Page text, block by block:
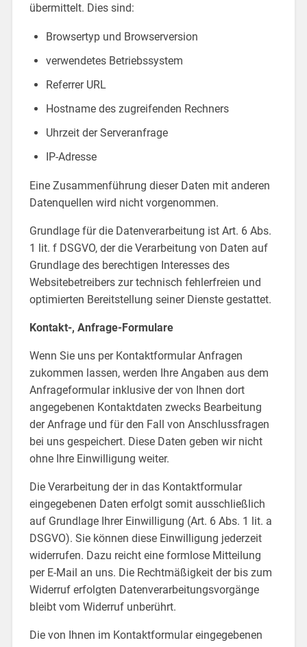
übermittelt. Dies sind:
Browsertyp und Browserversion
verwendetes Betriebssystem
Referrer URL
Hostname des zugreifenden Rechners
Uhrzeit der Serveranfrage
IP-Adresse
Eine Zusammenführung dieser Daten mit anderen
Datenquellen wird nicht vorgenommen.
Grundlage für die Datenverarbeitung ist Art. 6 Abs.
1 lit. f DSGVO, der die Verarbeitung von Daten auf
Grundlage des berechtigen Interesses des
Websitebetreibers zur technisch fehlerfreien und
optimierten Bereitstellung seiner Dienste gestattet.
Kontakt-, Anfrage-Formulare
Wenn Sie uns per Kontaktformular Anfragen
zukommen lassen, werden Ihre Angaben aus dem
Anfrageformular inklusive der von Ihnen dort
angegebenen Kontaktdaten zwecks Bearbeitung
der Anfrage und für den Fall von Anschlussfragen
bei uns gespeichert. Diese Daten geben wir nicht
ohne Ihre Einwilligung weiter.
Die Verarbeitung der in das Kontaktformular
eingegebenen Daten erfolgt somit ausschließlich
auf Grundlage Ihrer Einwilligung (Art. 6 Abs. 1 lit. a
DSGVO). Sie können diese Einwilligung jederzeit
widerrufen. Dazu reicht eine formlose Mitteilung
per E-Mail an uns. Die Rechtmäßigkeit der bis zum
Widerruf erfolgten Datenverarbeitungsvorgänge
bleibt vom Widerruf unberührt.
Die von Ihnen im Kontaktformular eingegebenen